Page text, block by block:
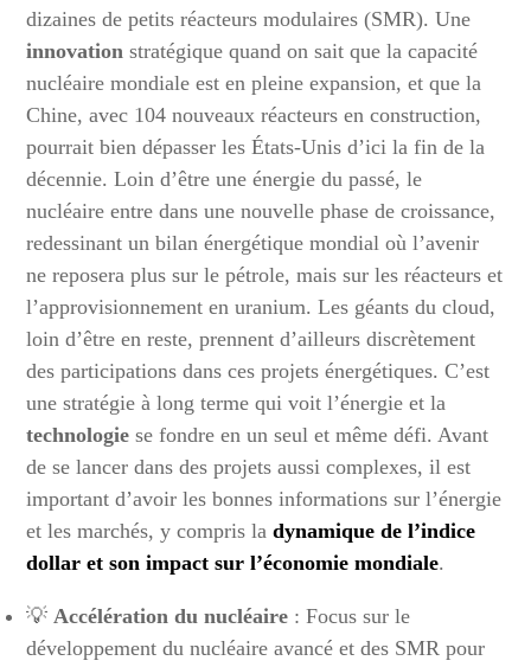
dizaines de petits réacteurs modulaires (SMR). Une
innovation stratégique quand on sait que la capacité
nucléaire mondiale est en pleine expansion, et que la
Chine, avec 104 nouveaux réacteurs en construction,
pourrait bien dépasser les États-Unis d’ici la fin de la
décennie. Loin d’être une énergie du passé, le
nucléaire entre dans une nouvelle phase de croissance,
redessinant un bilan énergétique mondial où l’avenir
ne reposera plus sur le pétrole, mais sur les réacteurs et
l’approvisionnement en uranium. Les géants du cloud,
loin d’être en reste, prennent d’ailleurs discrètement
des participations dans ces projets énergétiques. C’est
une stratégie à long terme qui voit l’énergie et la
technologie se fondre en un seul et même défi. Avant
de se lancer dans des projets aussi complexes, il est
important d’avoir les bonnes informations sur l’énergie
et les marchés, y compris ladynamique de l’indice
dollar et son impact sur l’économie mondiale.
💡Accélération du nucléaire : Focus sur le
développement du nucléaire avancé et des SMR pour